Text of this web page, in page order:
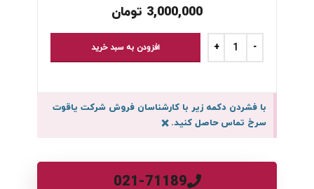
3,000,000 تومان
افزودن به سبد خرید
با فشردن دکمه زیر با کارشناسان فروش شرکت یاقوت
سرخ تماس حاصل کنید.×
021-71189